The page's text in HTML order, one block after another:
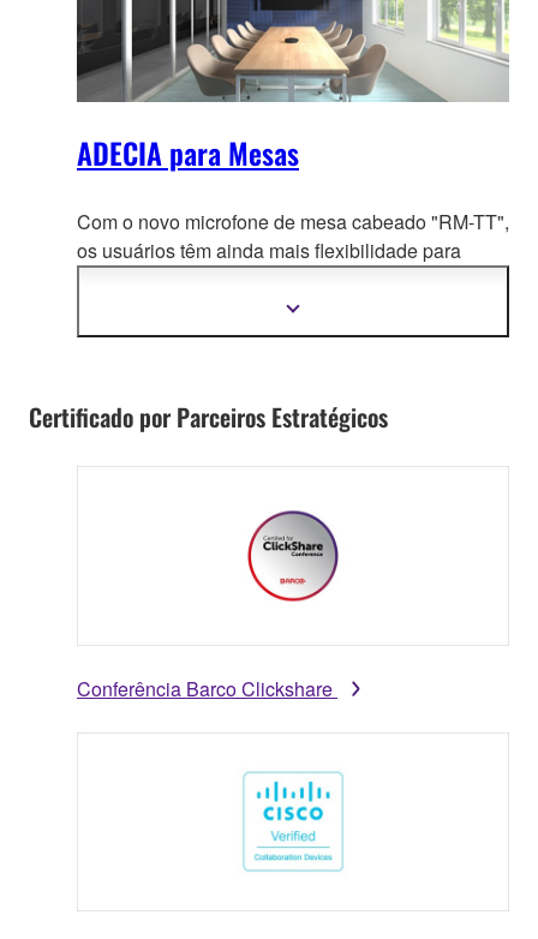
ADECIA para Mesas
Com o novo microfone de mesa cabeado "RM-TT",
os usuários têm ainda maisflexibilidade para
Mostrar
Certificado por Parceiros Estratégicos
Conferência Barco Clickshare